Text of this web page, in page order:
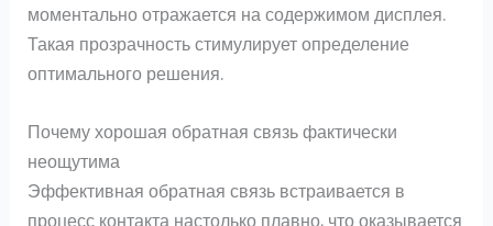
моментально отражается на содержимом дисплея.
Такая прозрачность стимулирует определение
оптимального решения.
Почему хорошая обратная связь фактически
неощутима
Эффективная обратная связь встраивается в